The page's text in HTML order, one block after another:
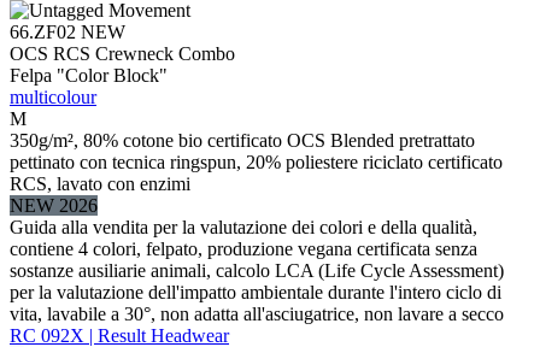
66.ZF02 NEW
OCS RCS Crewneck Combo
Felpa "Color Block"
multicolour
M
350g/m², 80% cotone bio certificato OCS Blended pretrattato
pettinato con tecnica ringspun, 20% poliestere riciclato certificato
RCS, lavato con enzimi
NEW 2026
Guida alla vendita per la valutazione dei colori e della qualità,
contiene 4 colori, felpato, produzione vegana certificata senza
sostanze ausiliarie animali, calcolo LCA (Life Cycle Assessment)
per la valutazione dell'impatto ambientale durante l'intero ciclo di
vita, lavabile a 30°, non adatta all'asciugatrice, non lavare a secco
RC 092X | Result Headwear